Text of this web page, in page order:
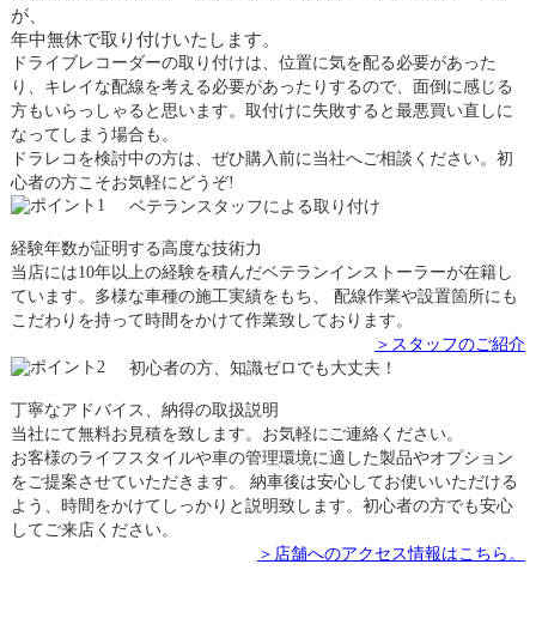
が、
年中無休で取り付けいたします。
ドライブレコーダーの取り付けは、位置に気を配る必要があった
り、キレイな配線を考える必要があったりするので、面倒に感じる
方もいらっしゃると思います。取付けに失敗すると最悪買い直しに
なってしまう場合も。
ドラレコを検討中の方は、ぜひ購入前に当社へご相談ください。初
心者の方こそお気軽にどうぞ!
ベテランスタッフによる取り付け
経験年数が証明する高度な技術力
当店には10年以上の経験を積んだベテランインストーラーが在籍し
ています。多様な車種の施工実績をもち、 配線作業や設置箇所にも
こだわりを持って時間をかけて作業致しております。
＞スタッフのご紹介
初心者の方、知識ゼロでも大丈夫！
丁寧なアドバイス、納得の取扱説明
当社にて無料お見積を致します。お気軽にご連絡ください。
お客様のライフスタイルや車の管理環境に適した製品やオプション
をご提案させていただきます。 納車後は安心してお使いいただける
よう、時間をかけてしっかりと説明致します。初心者の方でも安心
してご来店ください。
＞店舗へのアクセス情報はこちら。